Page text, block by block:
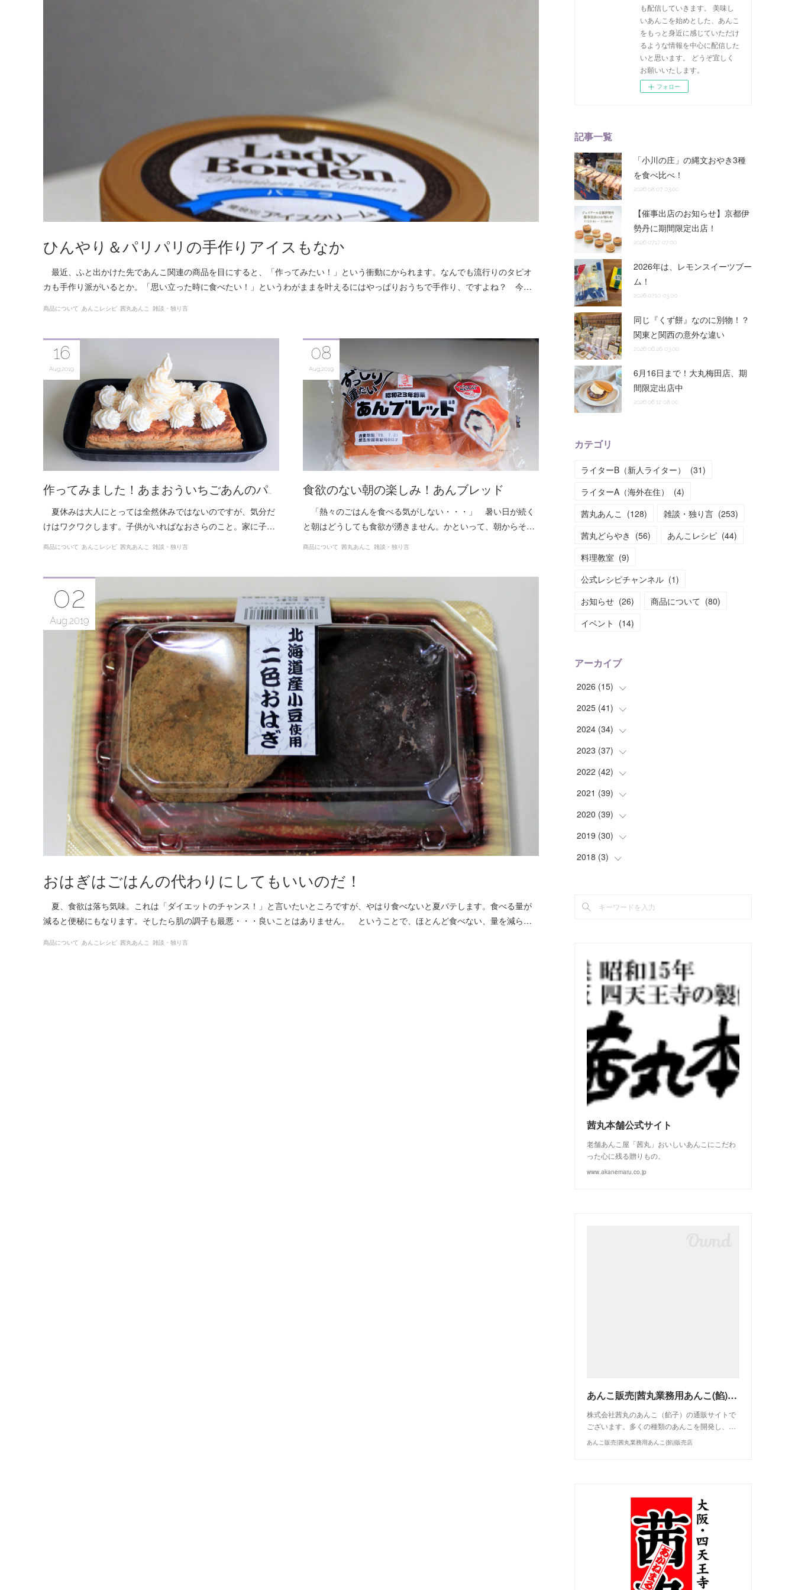
ひんやり＆パリパリの手作りアイスもなか
最近、ふと出かけた先であんこ関連の商品を目にすると、「作ってみたい！」という衝動にかられます。なんでも流行りのタピオ
カも手作り派がいるとか。「思い立った時に食べたい！」というわがままを叶えるにはやっぱりおうちで手作り、ですよね？ 今…
商品について あんこレシピ 茜丸あんこ 雑談・独り言
作ってみました！あまおういちごあんのパ…
夏休みは大人にとっては全然休みではないのですが、気分だ
けはワクワクします。子供がいればなおさらのこと。家に子…
16
Aug 2019
商品について あんこレシピ 茜丸あんこ 雑談・独り言
食欲のない朝の楽しみ！あんブレッド
「熱々のごはんを食べる気がしない・・・」 暑い日が続く
と朝はどうしても食欲が湧きません。かといって、朝からそ…
08
Aug 2019
商品について 茜丸あんこ 雑談・独り言
おはぎはごはんの代わりにしてもいいのだ！
夏、食欲は落ち気味。これは「ダイエットのチャンス！」と言いたいところですが、やはり食べないと夏バテします。食べる量が
減ると便秘にもなります。そしたら肌の調子も最悪・・・良いことはありません。 ということで、ほとんど食べない、量を減ら…
02
Aug 2019
商品について あんこレシピ 茜丸あんこ 雑談・独り言
も配信していきます。 美味し
いあんこを始めとした、あんこ
をもっと身近に感じていただけ
るような情報を中心に配信した
いと思います。 どうぞ宜しく
お願いいたします。
フォロー
記事一覧
「小川の庄」の縄文おやき3種
を食べ比べ！
2026.08.07 03:00
【催事出店のお知らせ】京都伊
勢丹に期間限定出店！
2026.07.17 07:00
2026年は、レモンスイーツブー
ム！
2026.07.10 03:00
同じ『くず餅』なのに別物！？
関東と関西の意外な違い
2026.06.26 03:00
6月16日まで！大丸梅田店、期
間限定出店中
2026.06.12 08:00
カテゴリ
ライターB（新人ライター） (31)
ライターA（海外在住）
(4)
茜丸あんこ (128) 雑談・独り言 (253)
茜丸どらやき (56) あんこレシピ (44)
料理教室 (9)
公式レシピチャンネル (1)
お知らせ (26) 商品について (80)
イベント (14)
アーカイブ
2026 (15)
(1)
(2)
(2)
(1)
(2)
(2)
(2)
(3
2025 (41)
(1)
(2)
(4)
(2)
(5)
(4)
(4
2024 (34)
(3)
(2)
(2)
(4)
(4)
(2
2
(1)
2023 (37)
(4)
(3)
(2)
(5)
(2
(4 )
(2)
(2)
2022 (42)
(5)
(4)
(4)
(4
(4)
(3)
(4)
(2
2021 (39)
(4)
(4)
(3
(2)
(4)
(3)
(1
(3)
2020 (39)
(4)
(2
(2)
(5)
(2)
(4
(2)
3)
2019 (30)
(3
(2)
(4)
(3)
(2
(4
2)
2018 (3)
茜丸本舗公式サイト
老舗あんこ屋「茜丸」おいしいあんこにこだわ
った心に残る贈りもの。
www.akanemaru.co.jp
あんこ販売|茜丸業務用あんこ(餡)販売店
株式会社茜丸のあんこ（餡子）の通販サイトで
ございます。多くの種類のあんこを開発し、…
あんこ販売|茜丸業務用あんこ(餡)販売店